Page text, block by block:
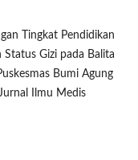
Tingkat Pendidikan
Status Gizi pada Balita
Bumi Agung
Ilmu Medis